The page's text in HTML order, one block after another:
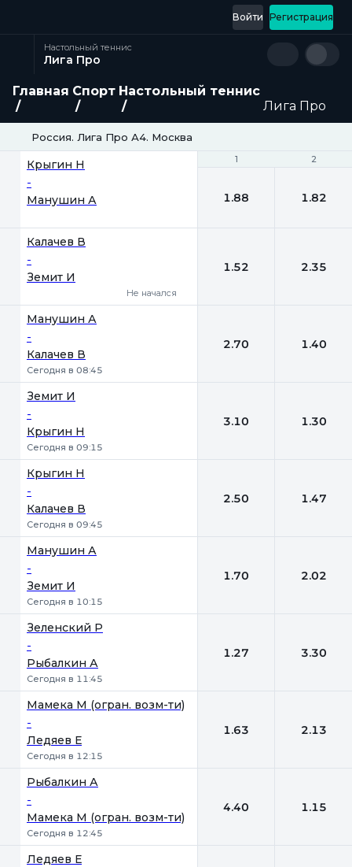
Регистрация
Войти
Настольный теннис
Лига Про
Главная Спорт Настольный теннис
Лига Про
Россия. Лига Про А4. Москва
1 2
Крыгин Н
-
Манушин А
1 2
1.88 1.82
Калачев В
-
Земит И
Не начался
1.52 2.35
Манушин А
-
Калачев В
Сегодня в 08:45
2.70 1.40
Земит И
-
Крыгин Н
Сегодня в 09:15
3.10 1.30
Крыгин Н
-
Калачев В
Сегодня в 09:45
2.50 1.47
Манушин А
-
Земит И
Сегодня в 10:15
1.70 2.02
Зеленский Р
-
Рыбалкин А
Сегодня в 11:45
1.27 3.30
Мамека М (огран. возм-ти)
-
Ледяев Е
Сегодня в 12:15
1.63 2.13
Рыбалкин А
-
Мамека М (огран. возм-ти)
Сегодня в 12:45
4.40 1.15
Ледяев Е